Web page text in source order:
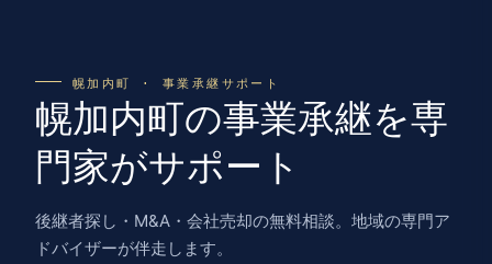
幌加内町 · 事業承継サポート
幌加内町の事業承継を専
門家がサポート
後継者探し・M&A・会社売却の無料相談。地域の専門ア
ドバイザーが伴走します。